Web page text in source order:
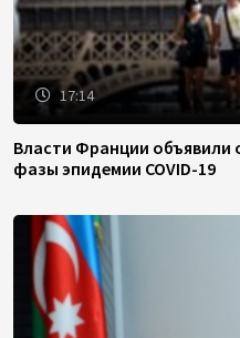
17:14
Власти Франции объявили
фазы эпидемии COVID-19